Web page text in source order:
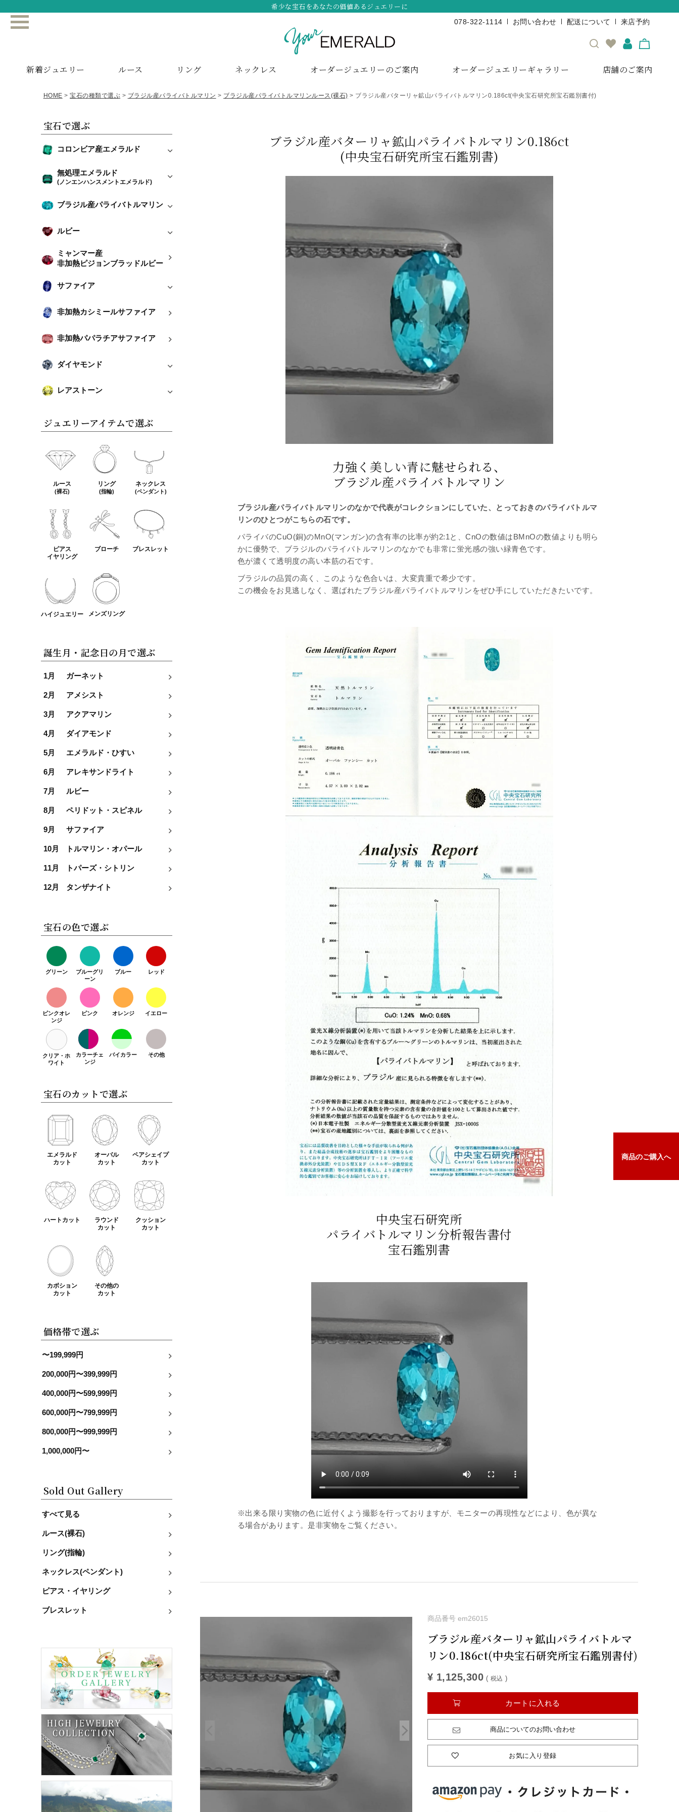
078-322-1114 お問い合わせ 配送について 来店予約
新着ジュエリー ルース リング ネックレス オーダージュエリーのご案内 オーダージュエリーギャラリー 店舗のご案内
希少な宝石をあなたの価値あるジュエリーに
HOME 宝石の種類で選ぶ ブラジル産パライバトルマリン ブラジル産パライバトルマリンルース(裸石) ブラジル産バターリャ鉱山パライバトルマリン0.186ct(中央宝石研究所宝石鑑別書付)
宝石で選ぶ
コロンビア産エメラルド
無処理エメラルド
(ノンエンハンスメントエメラルド)
ブラジル産パライバトルマリン
ルビー
ミャンマー産
非加熱ピジョンブラッドルビー
サファイア
非加熱カシミールサファイア
非加熱パパラチアサファイア
ダイヤモンド
レアストーン
ジュエリーアイテムで選ぶ
ルース
(裸石)
リング
(指輪)
ネックレス
(ペンダント)
ピアス
イヤリング
ブローチ ブレスレット
ハイジュエリー メンズリング
誕生月・記念日の月で選ぶ
1月 ガーネット
2月 アメシスト
3月 アクアマリン
4月 ダイアモンド
5月 エメラルド・ひすい
6月 アレキサンドライト
7月 ルビー
8月 ペリドット・スピネル
9月 サファイア
10月 トルマリン・オパール
11月 トパーズ・シトリン
12月 タンザナイト
宝石の色で選ぶ
グリーン
ブルーグリ
ーン
ブルー レッド
ピンクオレ
ンジ
ピンク オレンジ イエロー
クリア・ホ
ワイト
カラーチェ
ンジ
バイカラー その他
宝石のカットで選ぶ
エメラルド
カット
オーバル
カット
ペアシェイプ
カット
ハートカット
ラウンド
カット
クッション
カット
カボション
カット
その他の
カット
価格帯で選ぶ
〜199,999円
200,000円〜399,999円
400,000円〜599,999円
600,000円〜799,999円
800,000円〜999,999円
1,000,000円〜
Sold Out Gallery
すべて見る
ルース(裸石)
リング(指輪)
ネックレス(ペンダント)
ピアス・イヤリング
ブレスレット
ブラジル産バターリャ鉱山パライバトルマリン0.186ct
(中央宝石研究所宝石鑑別書)
力強く美しい青に魅せられる、
ブラジル産パライバトルマリン
ブラジル産パライバトルマリンのなかで代表がコレクションにしていた、とっておきのパライバトルマ
リンのひとつがこちらの石です。
パライバのCuO(銅)のMnO(マンガン)の含有率の比率が約2:1と、CnOの数値はBMnOの数値よりも明ら
かに優勢で、ブラジルのパライバトルマリンのなかでも非常に蛍光感の強い緑青色です。
色が濃くて透明度の高い本筋の石です。
ブラジルの品質の高く、このような色合いは、大変貴重で希少です。
この機会をお見逃しなく、選ばれたブラジル産パライバトルマリンをぜひ手にしていただきたいです。
中央宝石研究所
パライバトルマリン分析報告書付
宝石鑑別書
※出来る限り実物の色に近付くよう撮影を行っておりますが、モニターの再現性などにより、色が異な
る場合があります。是非実物をご覧ください。
商品番号 em26015
ブラジル産バターリャ鉱山パライバトルマ
リン0.186ct(中央宝石研究所宝石鑑別書付)
¥ 1,125,300 税込
お気に入り登録
カートに入れる
商品についてのお問い合わせ
商品のご購入へ